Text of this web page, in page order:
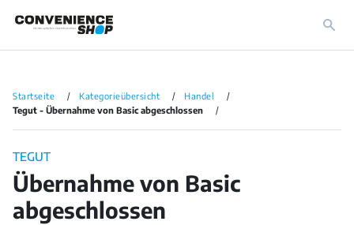
Startseite Kategorieübersicht
Handel
Tegut - Übernahme von Basic abgeschlossen
TEGUT
Übernahme von Basic
abgeschlossen